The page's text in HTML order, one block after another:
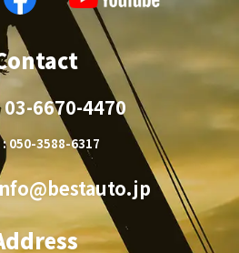
03-6670-4470
: 050-3588-6317